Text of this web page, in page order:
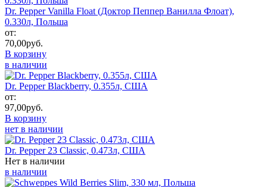
Dr. Pepper Vanilla Float (Доктор Пеппер Ванилла Флоат),
0.330л, Польша
от:
70,00руб.
В корзину
в наличии
Dr. Pepper Blackberry, 0.355л, США
от:
97,00руб.
В корзину
нет в наличии
Dr. Pepper 23 Classic, 0.473л, США
Нет в наличии
в наличии